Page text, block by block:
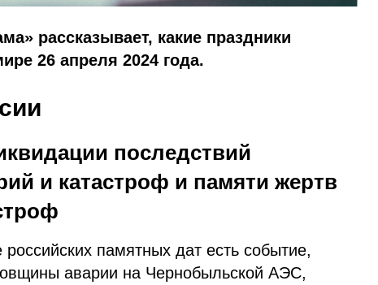
рассказывает, какие праздники
26 апреля 2024 года.
последствий
и катастроф и памяти жертв
памятных дат есть событие,
аварии на Чернобыльской АЭС,